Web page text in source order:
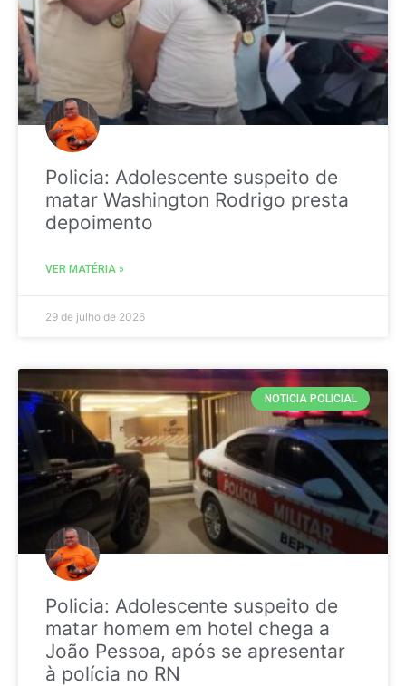
Policia: Adolescente suspeito de
matar Washington Rodrigo presta
depoimento
VER MATÉRIA »
29 de julho de 2026
NOTICIA POLICIAL
Policia: Adolescente suspeito de
matar homem em hotel chega a
João Pessoa, após se apresentar
à polícia no RN